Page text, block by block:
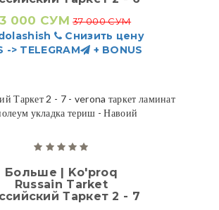
000 СУМ 37 000 СУМ
Снизить цену
-> TELEGRAM
+ BONUS
Больше | Ko'proq
Russain Tarket
Таркет 2 - 7